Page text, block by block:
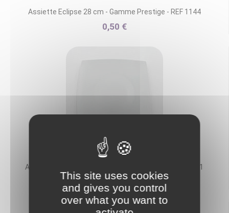
Assiette Eclipse 28 cm - Gamme Prestige - REF 1144
0,50 €
Assiette Gourmet 26 cm - Gamme Prestige - REF 1141
0,50 €
This site uses cookies
and gives you control
over what you want to